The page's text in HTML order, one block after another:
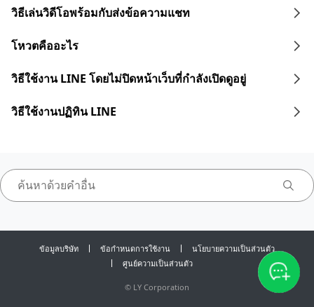
วิธีเล่นวิดีโอพร้อมกับส่งข้อความแชท
โหวตคืออะไร
วิธีใช้งาน LINE โดยไม่ปิดหน้าเว็บที่กำลังเปิดดูอยู่
วิธีใช้งานปฏิทิน LINE
ข้อมูลบริษัท ข้อกำหนดการใช้งาน
นโยบายความเป็นส่วนตัว
ศูนย์ความเป็นส่วนตัว
© LY Corporation